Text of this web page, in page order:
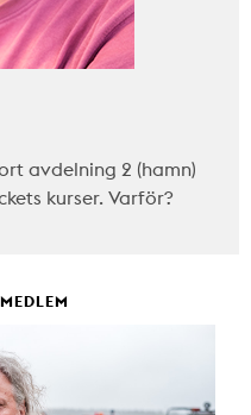
avdelning 2 (hamn)
kurser. Varför?